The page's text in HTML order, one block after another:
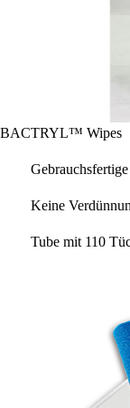
BACTRYL™ Wipes
Keine
Tube mit 110